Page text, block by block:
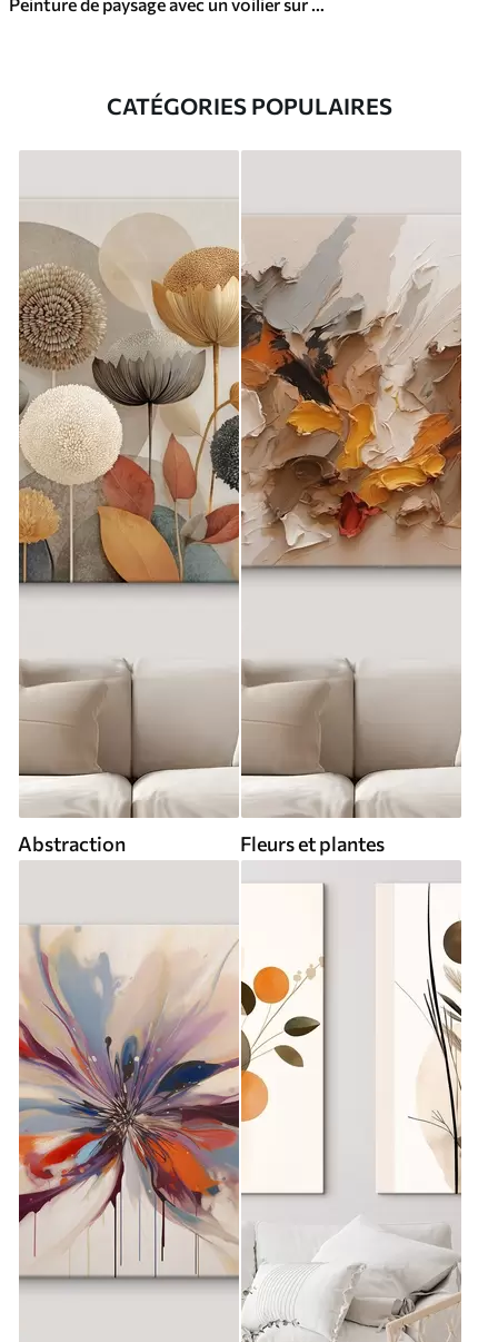
CATÉGORIES POPULAIRES
Abstraction Fleurs et plantes